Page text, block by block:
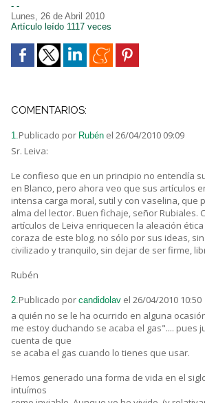
- -
Lunes, 26 de Abril 2010
Artículo leído 1117 veces
COMENTARIOS:
1.Publicado por Rubén el 26/04/2010 09:09
Sr. Leiva:
Le confieso que en un principio no entendía
en Blanco, pero ahora veo que sus artículos
intensa carga moral, sutil y con vaselina, que
alma del lector. Buen fichaje, señor Rubiales.
artículos de Leiva enriquecen la aleación
coraza de este blog. no sólo por sus ideas,
civilizado y tranquilo, sin dejar de ser firme,
Rubén
2.Publicado por candidolav el 26/04/2010 10:50
a quién no se le ha ocurrido en alguna
me estoy duchando se acaba el gas".... pues
cuenta de que
se acaba el gas cuando lo tienes que usar.
Hemos generado una forma de vida en el
intuímos